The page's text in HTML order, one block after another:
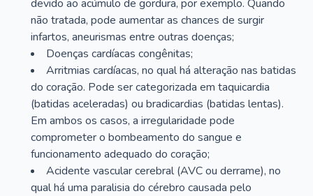
devido ao acúmulo de gordura, por exemplo. Quando
não tratada, pode aumentar as chances de surgir
infartos, aneurismas entre outras doenças;
Doenças cardíacas congênitas;
Arritmias cardíacas, no qual há alteração nas batidas
do coração. Pode ser categorizada em taquicardia
(batidas aceleradas) ou bradicardias (batidas lentas).
Em ambos os casos, a irregularidade pode
comprometer o bombeamento do sangue e
funcionamento adequado do coração;
Acidente vascular cerebral (AVC ou derrame), no
qual há uma paralisia do cérebro causada pelo